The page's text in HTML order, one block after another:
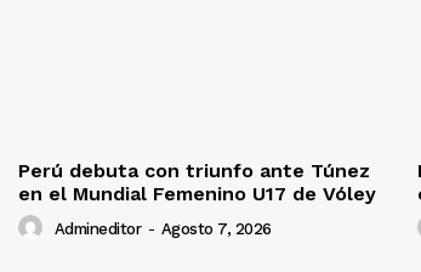
Perú debuta con triunfo ante Túnez
en el Mundial Femenino U17 de Vóley
Admineditor - Agosto 7, 2026